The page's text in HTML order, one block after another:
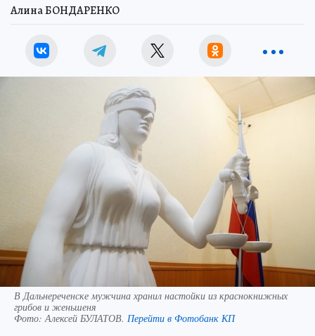
Алина БОНДАРЕНКО
В Дальнереченске мужчина хранил настойки из краснокнижных
грибов и женьшеня
Фото:Алексей БУЛАТОВ. Перейти в Фотобанк КП